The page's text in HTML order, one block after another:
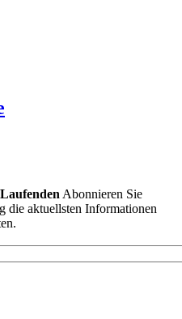
Abonnieren Sie
die aktuellsten Informationen